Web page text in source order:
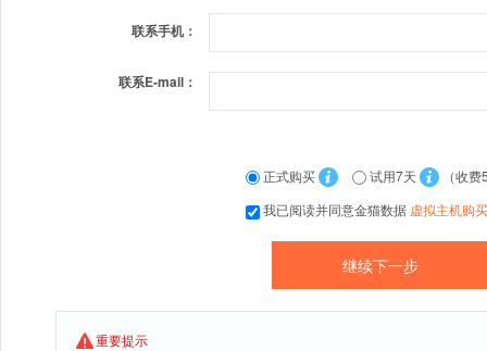
联系手机：
联系E-mail：
正式购买 试用7天
（收费
我已阅读并同意金猫数据 虚拟主机购
重要提示